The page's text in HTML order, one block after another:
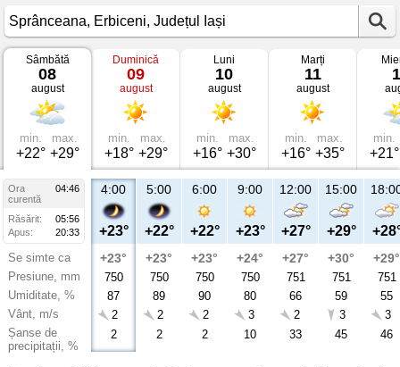
Vremea
Sprânceana
Erbiceni,
Județul
Iași
Sâmbătă
08
august
min.
+22°
max.
+29°
Duminică
09
august
min.
+18°
max.
+29°
Luni
10
august
min.
+16°
max.
+30°
Marți
11
august
min.
+16°
max.
+35°
min.
+21°
Ora
04:46
curentă
Răsărit:
05:56
Apus:
20:33
Se simte ca
Presiune, mm
Umiditate, %
Vânt, m/s
Șanse de
precipitații, %
4:00
+23°
+23°
750
87
2
2
5:00
+22°
+23°
750
89
2
2
6:00
+22°
+23°
750
90
2
2
9:00
+23°
+24°
750
80
3
10
12:00
+27°
+27°
751
66
2
33
15:00
+29°
+30°
751
59
3
45
+29°
751
55
3
46